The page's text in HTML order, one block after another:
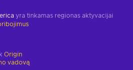
yra tinkamas regionas aktyvacijai
Origin
vadovą